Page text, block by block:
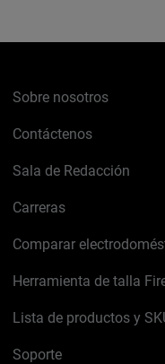
Sobre nosotros
Contáctenos
Sala de Redacción
Carreras
Comparar
Herramienta de talla
Lista de productos y
Soporte